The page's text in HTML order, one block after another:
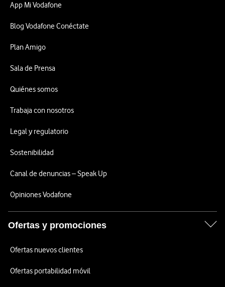
App Mi Vodafone
Blog Vodafone Conéctate
Plan Amigo
Sala de Prensa
Quiénes somos
Trabaja con nosotros
Legal y regulatorio
Sostenibilidad
Canal de denuncias – Speak Up
Opiniones Vodafone
Ofertas y promociones
Ofertas nuevos clientes
Ofertas portabilidad móvil